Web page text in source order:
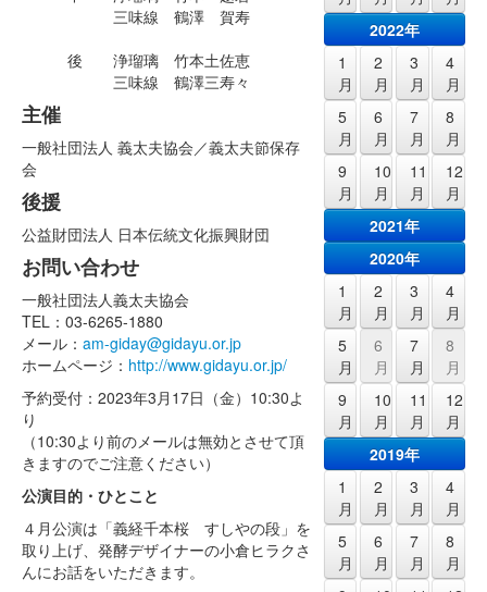
三味線 鶴澤 賀寿
後 浄瑠璃 竹本土佐恵
三味線 鶴澤三寿々
主催
一般社団法人 義太夫協会／義太夫節保存
会
後援
公益財団法人 日本伝統文化振興財団
お問い合わせ
一般社団法人義太夫協会
TEL：03-6265-1880
メール： am-giday@gidayu.or.jp
ホームページ： http://www.gidayu.or.jp/
予約受付：2023年3月17日（金）10:30よ
り
（10:30より前のメールは無効とさせて頂
きますのでご注意ください）
公演目的・ひとこと
４月公演は「義経千本桜 すしやの段」を
取り上げ、発酵デザイナーの小倉ヒラクさ
んにお話をいただきます。
2022年
1
月
2
月
3
月
4
月
5
月
6
月
7
月
8
月
9
月
10
月
11
月
12
月
2021年
2020年
1
月
2
月
3
月
4
月
5
月
6
月
7
月
8
月
9
月
10
月
11
月
12
月
2019年
1
月
2
月
3
月
4
月
5
月
6
月
7
月
8
月